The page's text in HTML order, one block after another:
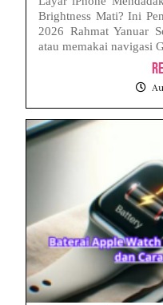
Brightness Mati? Ini
2026 Rahmat Yanuar
atau memakai navigasi